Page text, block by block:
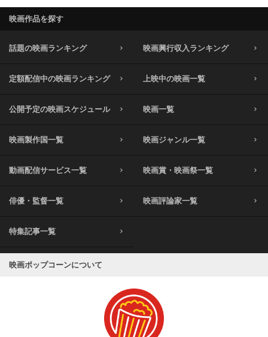
映画作品を探す
話題の映画ランキング 映画興行収入ランキング
定額配信中の映画ランキング 上映中の映画一覧
公開予定の映画スケジュール 映画一覧
映画製作国一覧 映画ジャンル一覧
動画配信サービス一覧 映画賞・映画祭一覧
俳優・監督一覧 映画評論家一覧
特集記事一覧
映画ポップコーンについて